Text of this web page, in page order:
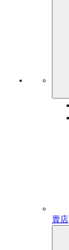
賣店